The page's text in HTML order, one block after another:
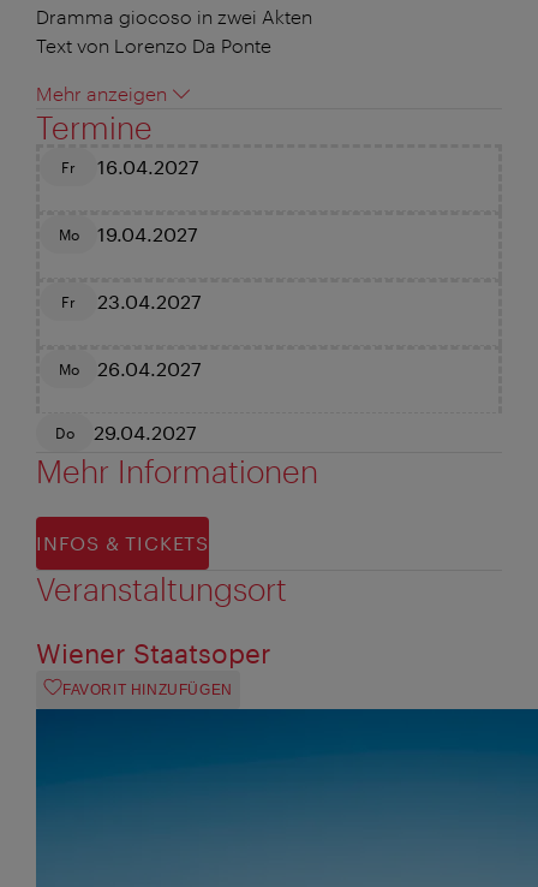
Dramma giocoso in zwei Akten
Text von Lorenzo Da Ponte
Mehr anzeigen
Termine
Fr 16.04.2027
Mo 19.04.2027
Fr 23.04.2027
Mo 26.04.2027
Do 29.04.2027
Mehr Informationen
INFOS & TICKETS
Veranstaltungsort
Wiener Staatsoper
FAVORIT HINZUFÜGEN